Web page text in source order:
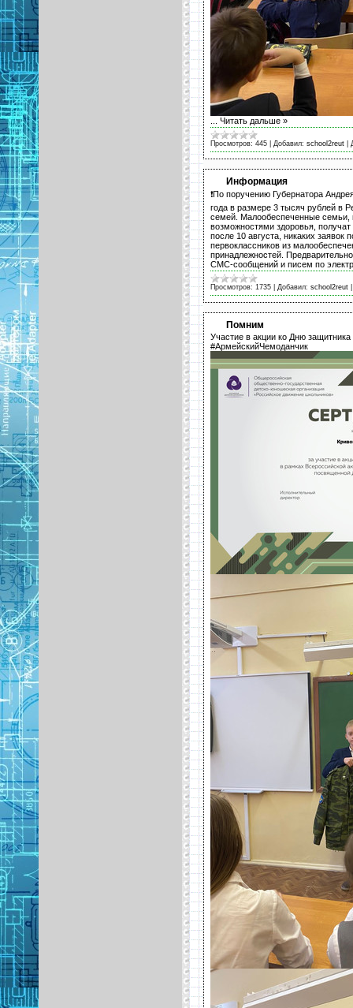
Читать дальше »
Просмотров: 445 Добавил: school2reut
Информация
❗️По поручению Губернатора
года в размере 3 тысяч рублей в
семей. Малообеспеченные семьи,
возможностями здоровья,
после 10 августа, никаких заявок
первоклассников из
принадлежностей.
СМС-сообщений и писем по
Просмотров: 1735 Добавил: school2reut
Помним
Участие в акции ко Дню
#АрмейскийЧемоданчик